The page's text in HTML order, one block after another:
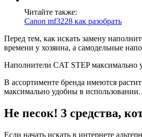
Читайте также:
Canon mf3228 как разобрать
Перед тем, как искать замену
времени у хозяина, а самодельные
Наполнители CAT STEP максимально
В ассортименте бренда имеются
максимально удобны в
Не песок! 3 средства,
Если начать искать в интернете